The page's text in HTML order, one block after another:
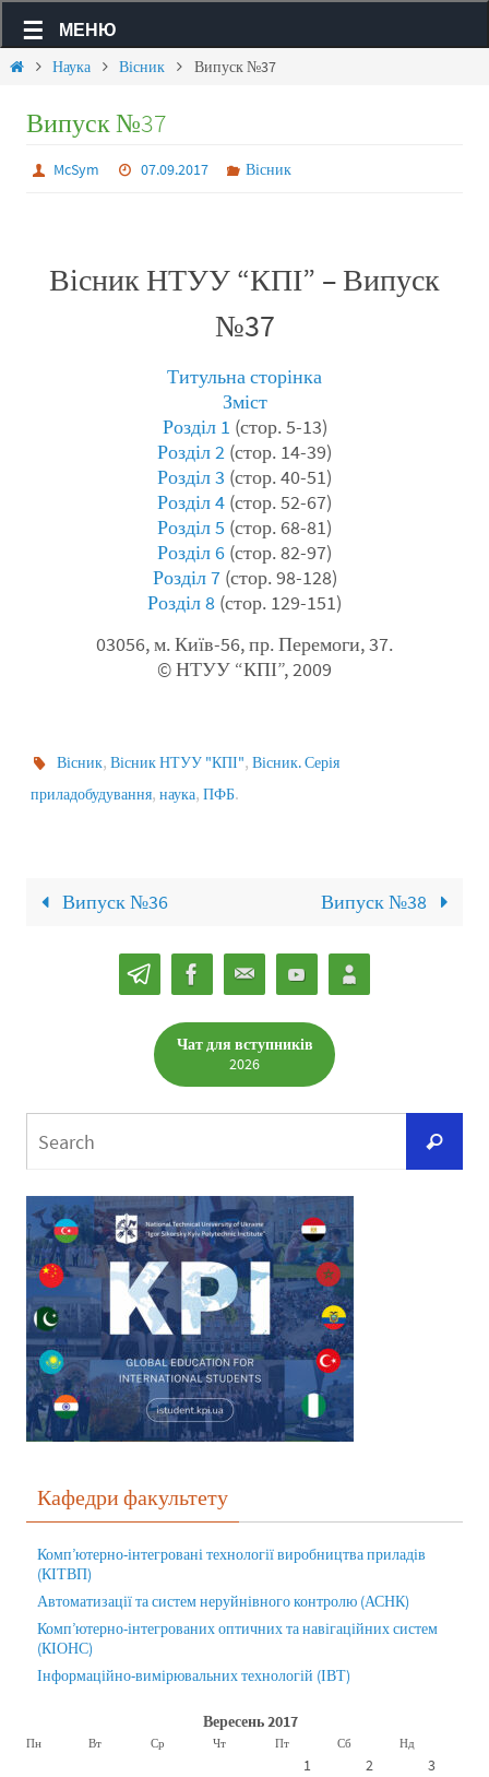
МЕНЮ
Наука Вісник Випуск №37
Випуск №37
McSym 07.09.2017 Вісник
Вісник НТУУ “КПІ” – Випуск
№37
Титульна сторінка
Зміст
Розділ 1 (стор. 5-13)
Розділ 2 (стор. 14-39)
Розділ 3 (стор. 40-51)
Розділ 4 (стор. 52-67)
Розділ 5 (стор. 68-81)
Розділ 6 (стор. 82-97)
Розділ 7(стор. 98-128)
Розділ 8 (стор. 129-151)
03056, м. Київ-56, пр. Перемоги, 37.
© НТУУ “КПІ”, 2009
Вісник,Вісник НТУУ "КПІ",Вісник. Серія
приладобудування, наука, ПФБ.
Випуск №36 Випуск №38
Чат для вступників
2026
Кафедри факультету
Комп’ютерно-інтегровані технології виробництва приладів
(КІТВП)
Автоматизації та систем неруйнівного контролю (АСНК)
Комп’ютерно-інтегрованих оптичних та навігаційних систем
(КІОНС)
Інформаційно-вимірювальних технологій (ІВТ)
Вересень 2017
Пн Вт Ср Чт Пт Сб Нд
1 2
3